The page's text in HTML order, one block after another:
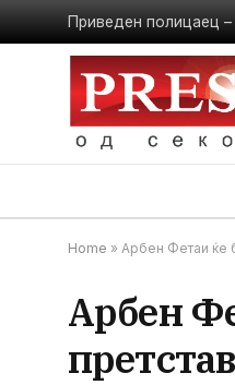
Приведен полицаец
Home » Арбен Фетаи ќе
Арбен